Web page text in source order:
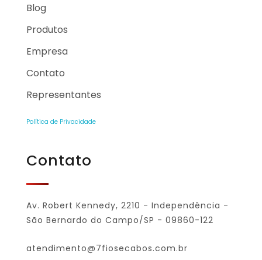
Blog
Produtos
Empresa
Contato
Representantes
Política de Privacidade
Contato
Av. Robert Kennedy, 2210 - Independência -
São Bernardo do Campo/SP - 09860-122
atendimento@7fiosecabos.com.br